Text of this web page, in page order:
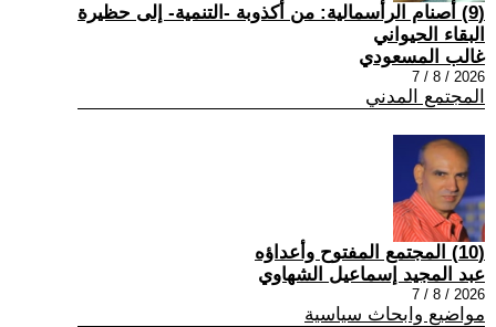
(9) أصنام الرأسمالية: من أكذوبة -التنمية- إلى حظيرة
البقاء الحيواني
غالب المسعودي
2026 / 8 / 7
المجتمع المدني
(10) المجتمع المفتوح وأعداؤه
عبد المجيد إسماعيل الشهاوي
2026 / 8 / 7
مواضيع وابحاث سياسية